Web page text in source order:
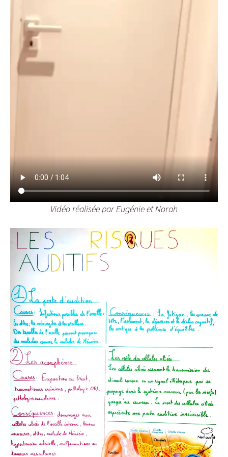
Vidéo réalisée par Eugénie et Norah